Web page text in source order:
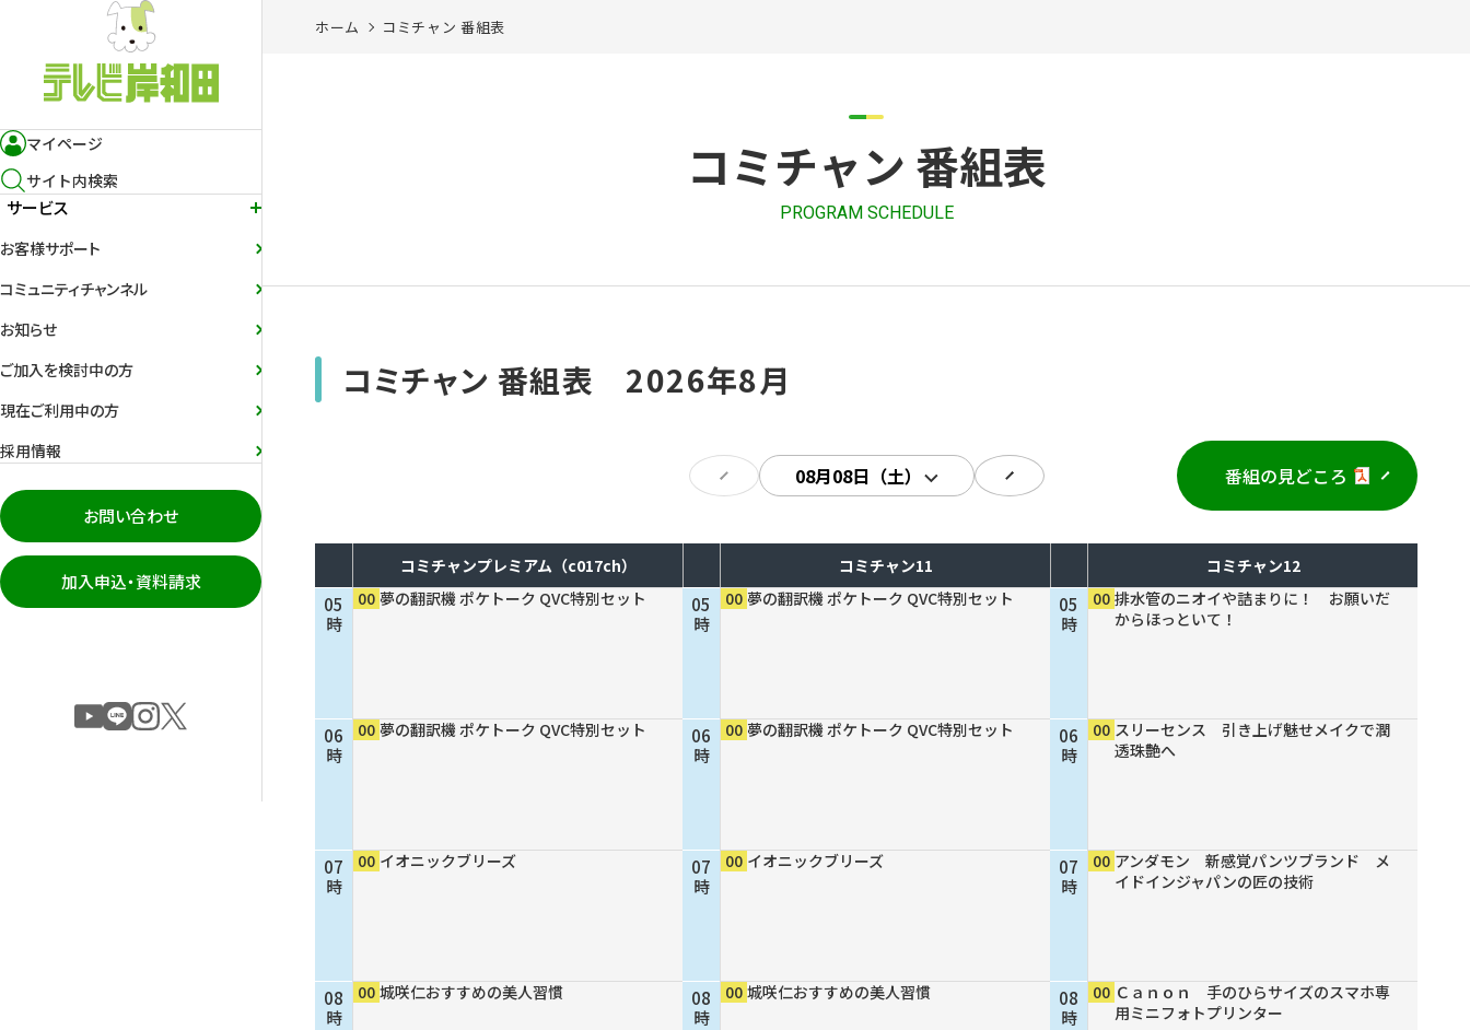
マイページ
サイト内検索
サービス
お客様サポート
コミュニティチャンネル
お知らせ
ご加入を検討中の方
現在ご利用中の方
採用情報
お問い合わせ
加入申込・資料請求
ホーム コミチャン 番組表
コミチャン 番組表
PROGRAM SCHEDULE
コミチャン 番組表 2026年8月
番組の見どころ
コミチャンプレミアム（c017ch） コミチャン11 コミチャン12
05
時
06
時
07
時
08
時
00 夢の翻訳機 ポケトーク QVC特別セット
00 夢の翻訳機 ポケトーク QVC特別セット
00 イオニックブリーズ
00 城咲仁おすすめの美人習慣
05
時
06
時
07
時
08
時
00 夢の翻訳機 ポケトーク QVC特別セット
00 夢の翻訳機 ポケトーク QVC特別セット
00 イオニックブリーズ
00 城咲仁おすすめの美人習慣
05
時
06
時
07
時
08
時
00 排水管のニオイや詰まりに！ お願いだ
からほっといて！
00 スリーセンス 引き上げ魅せメイクで潤
透珠艶へ
00 アンダモン 新感覚パンツブランド メ
イドインジャパンの匠の技術
00 Ｃａｎｏｎ 手のひらサイズのスマホ専
用ミニフォトプリンター